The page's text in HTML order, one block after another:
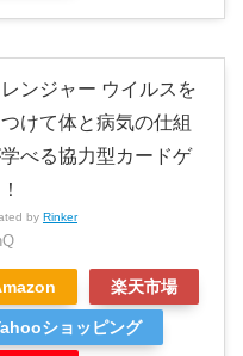
ンジャー ウイルスを
けて体と病気の仕組
べる協力型カードゲ
by Rinker
楽天市場
ショッピング